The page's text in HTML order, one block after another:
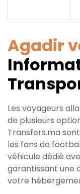
Agadir
Les voyageurs
de plusieurs
Transfers.ma
les fans de
véhicule dédié
garantissant une
votre